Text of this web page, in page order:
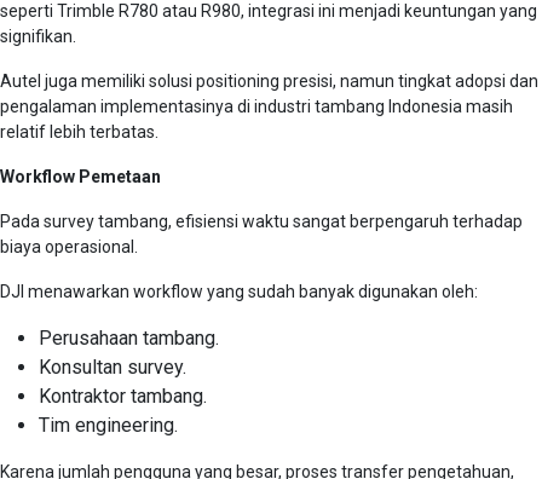
seperti Trimble R780 atau R980, integrasi ini menjadi keuntungan yang
signifikan.
Autel juga memiliki solusi positioning presisi, namun tingkat adopsi dan
pengalaman implementasinya di industri tambang Indonesia masih
relatif lebih terbatas.
Workflow Pemetaan
Pada survey tambang, efisiensi waktu sangat berpengaruh terhadap
biaya operasional.
DJI menawarkan workflow yang sudah banyak digunakan oleh:
Perusahaan tambang.
Konsultan survey.
Kontraktor tambang.
Tim engineering.
Karena jumlah pengguna yang besar, proses transfer pengetahuan,